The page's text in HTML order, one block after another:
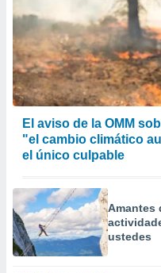
El aviso de la OMM
"el cambio climático
el único culpable
Amantes
ustedes